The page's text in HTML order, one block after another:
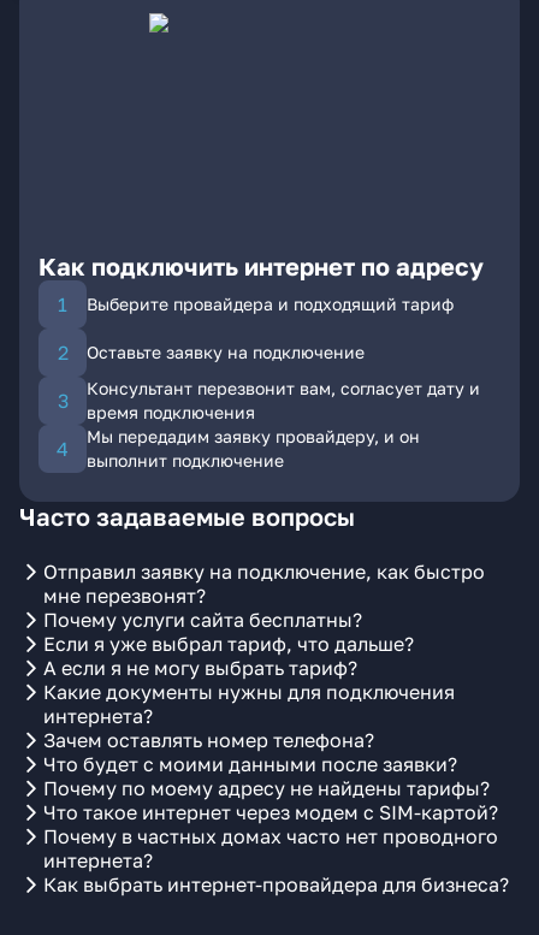
Как подключить интернет по адресу
Выберите провайдера и подходящий тариф
Оставьте заявку на подключение
Консультант перезвонит вам, согласует дату и
время подключения
Мы передадим заявку провайдеру, и он
выполнит подключение
Часто задаваемые вопросы
Отправил заявку на подключение, как быстро
мне перезвонят?
Почему услуги сайта бесплатны?
Если я уже выбрал тариф, что дальше?
А если я не могу выбрать тариф?
Какие документы нужны для подключения
интернета?
Зачем оставлять номер телефона?
Что будет с моими данными после заявки?
Почему по моему адресу не найдены тарифы?
Что такое интернет через модем с SIM-картой?
Почему в частных домах часто нет проводного
интернета?
Как выбрать интернет-провайдера для бизнеса?